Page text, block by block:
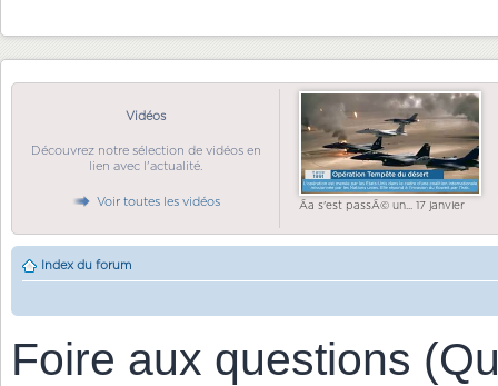
Vidéos
Découvrez notre sélection de vidéos en
lien avec l'actualité.
Voir toutes les vidéos Ãa s'est passÃ© un... 17 janvier
Index du forum
Foire aux questions